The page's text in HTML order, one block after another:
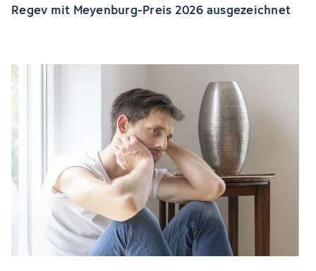
Regev mit Meyenburg-Preis 2026 ausgezeichnet